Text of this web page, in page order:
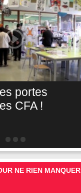
portes
CFA !
NE RIEN MANQUER